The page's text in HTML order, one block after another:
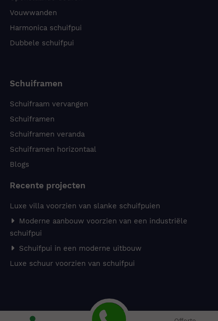
Vouwwanden
Harmonica schuifpui
Dubbele schuifpui
Schuiframen
Schuifraam vervangen
Schuiframen
Schuiframen veranda
Schuiframen horizontaal
Blogs
Recente projecten
Luxe villa voorzien van slanke schuifpuien
Moderne aanbouw voorzien van een industriële
schuifpui
Schuifpui in een moderne uitbouw
Luxe schuur voorzien van schuifpui
© 2026 - Schipper Ede